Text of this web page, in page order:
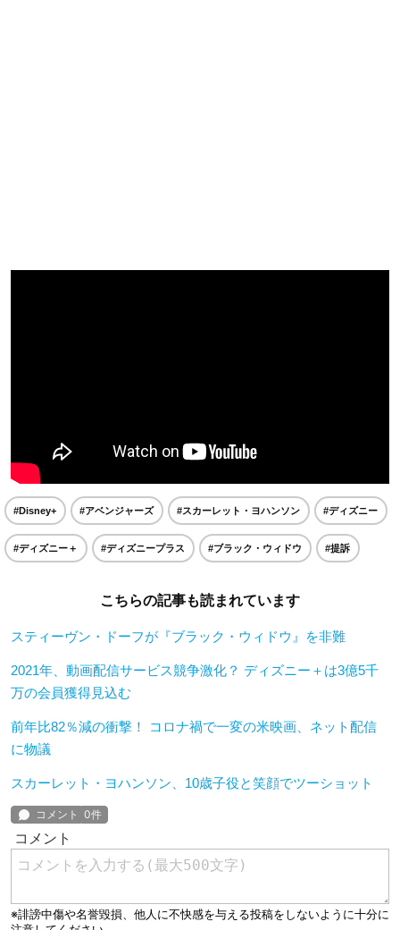
#Disney+ #アベンジャーズ #スカーレット・ヨハンソン #ディズニー
#ディズニー＋ #ディズニープラス #ブラック・ウィドウ #提訴
こちらの記事も読まれています
スティーヴン・ドーフが『ブラック・ウィドウ』を非難
2021年、動画配信サービス競争激化？ ディズニー＋は3億5千
万の会員獲得見込む
前年比82％減の衝撃！ コロナ禍で一変の米映画、ネット配信
に物議
スカーレット・ヨハンソン、10歳子役と笑顔でツーショット